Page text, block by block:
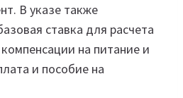
В указе также
ставка для расчета
на питание и
и пособие на